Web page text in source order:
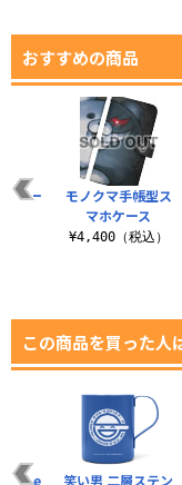
おすすめの商品
ラー
モノクマ手帳型ス
マホケース
¥4,400（税込）
この商品を買った人
笑い男 二層ステン